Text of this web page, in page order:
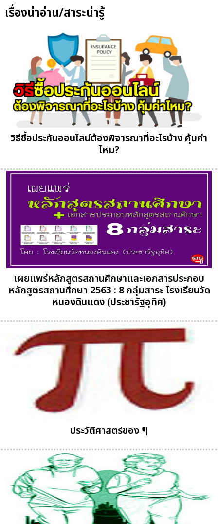
เรื่องน่าอ่าน/สาระน่ารู้
วิธีซื้อประกันออนไลน์ต้องพิจารณาที่อะไรบ้าง คุ้มค่า
ไหม?
เผยแพร่หลักสูตรสถานศึกษาและเอกสารประกอบ
หลักสูตรสถานศึกษา 2563 : 8 กลุ่มสาระ โรงเรียนวัด
หนองดินแดง (ประชารัฐอุทิศ)
ประวัติศาสตร์ของ ¶